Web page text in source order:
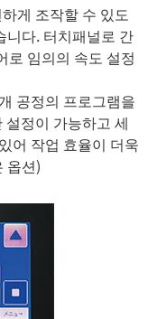
게 조작할 수 있도
다. 터치패널로 간
로 임의의 속도 설정
공정의 프로그램을
정이 가능하고 세
어 작업 효율이 더욱
옵션)